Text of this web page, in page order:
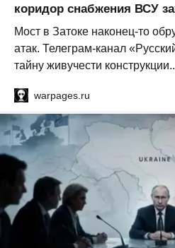
коридор снабжения ВСУ
Мост в Затоке наконец-то
атак. Телеграм-канал
тайну живучести
warpages.ru